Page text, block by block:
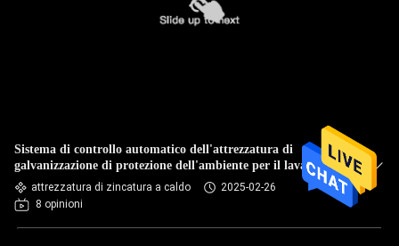
Sistema di controllo automatico dell'attrezzatura di
galvanizzazione di protezione dell'ambiente per il lavaggio
acidoattrezzatura di zincatura a caldo
2025-02-26
8 opinioni